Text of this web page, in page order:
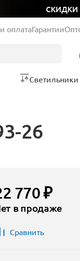
СКИДКИ
оплатаГарантии
Светильники
26
770 ₽
в продаже
Сравнить